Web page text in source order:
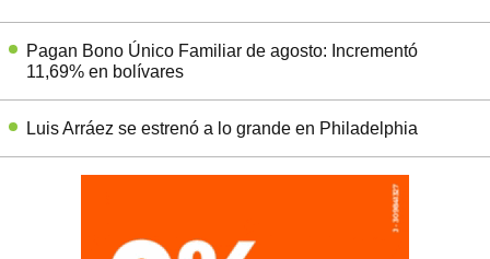
Pagan Bono Único Familiar de agosto: Incrementó
11,69% en bolívares
Luis Arráez se estrenó a lo grande en Philadelphia